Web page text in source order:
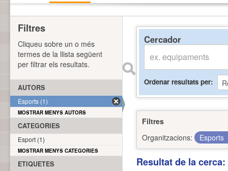
Cercador
Ordenar resultats per
Filtres
Organitzacions:
Esports
Resultat de la
Filtres
Cliqueu sobre un o més
termes de la llista següent
per filtrar els resultats.
AUTORS
Esports (1)
MOSTRAR MENYS AUTORS
CATEGORIES
Esport (1)
MOSTRAR MENYS CATEGORIES
ETIQUETES